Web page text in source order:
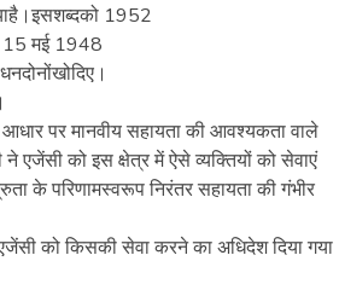
1952
15 मई 1948
पर मानवीय सहायता की आवश्यकता वाले
को इस क्षेत्र में ऐसे व्यक्तियों को सेवाएं
के परिणामस्वरूप निरंतर सहायता की गंभीर
को किसकी सेवा करने का अधिदेश दिया गया